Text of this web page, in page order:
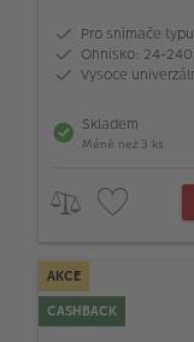
Pro snímače
Ohnisko: 24-
Vysoce
Skladem
Méně než 3 ks
AKCE
CASHBACK